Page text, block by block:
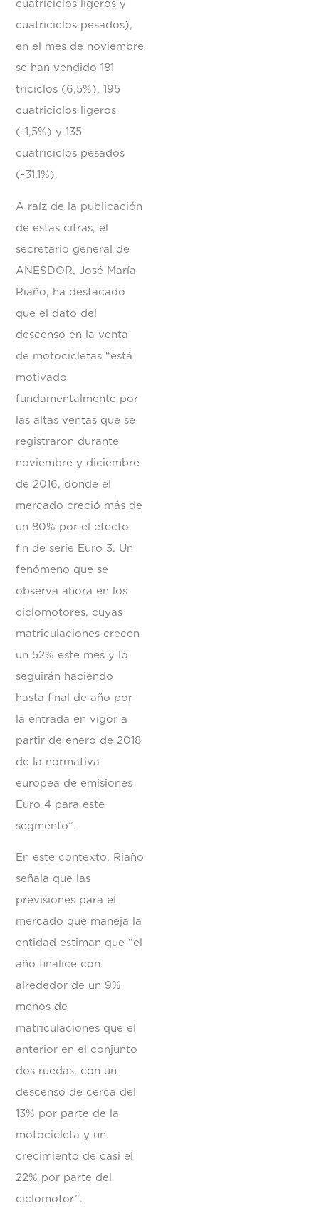
cuatriciclos ligeros y
cuatriciclos pesados),
en el mes de noviembre
se han vendido 181
triciclos (6,5%), 195
cuatriciclos ligeros
(-1,5%) y 135
cuatriciclos pesados
(-31,1%).
A raíz de la publicación
de estas cifras, el
secretario general de
ANESDOR, José María
Riaño, ha destacado
que el dato del
descenso en la venta
de motocicletas “está
motivado
fundamentalmente por
las altas ventas que se
registraron durante
noviembre y diciembre
de 2016, donde el
mercado creció más de
un 80% por el efecto
fin de serie Euro 3. Un
fenómeno que se
observa ahora en los
ciclomotores, cuyas
matriculaciones crecen
un 52% este mes y lo
seguirán haciendo
hasta final de año por
la entrada en vigor a
partir de enero de 2018
de la normativa
europea de emisiones
Euro 4 para este
segmento”.
En este contexto, Riaño
señala que las
previsiones para el
mercado que maneja la
entidad estiman que “el
año finalice con
alrededor de un 9%
menos de
matriculaciones que el
anterior en el conjunto
dos ruedas, con un
descenso de cerca del
13% por parte de la
motocicleta y un
crecimiento de casi el
22% por parte del
ciclomotor”.